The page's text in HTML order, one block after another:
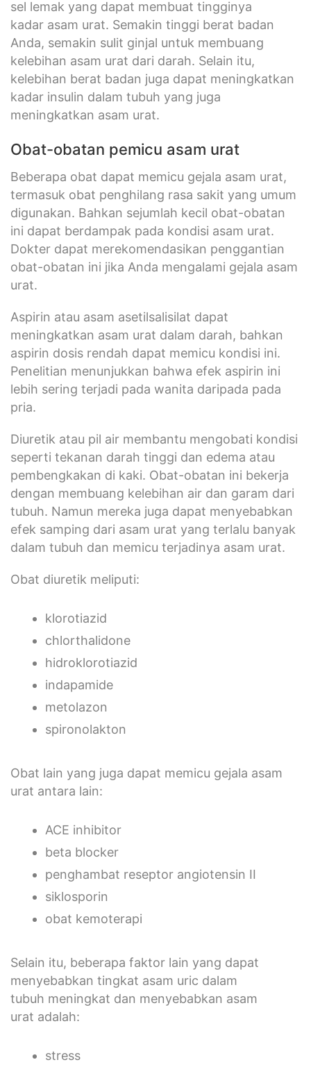
sel lemak yang dapat membuat tingginya
kadar asam urat. Semakin tinggi berat badan
Anda, semakin sulit ginjal untuk membuang
kelebihan asam urat dari darah. Selain itu,
kelebihan berat badan juga dapat meningkatkan
kadar insulin dalam tubuh yang juga
meningkatkan asam urat.
Obat-obatan pemicu asam urat
Beberapa obat dapat memicu gejala asam urat,
termasuk obat penghilang rasa sakit yang umum
digunakan. Bahkan sejumlah kecil obat-obatan
ini dapat berdampak pada kondisi asam urat.
Dokter dapat merekomendasikan penggantian
obat-obatan ini jika Anda mengalami gejala asam
urat.
Aspirin atau asam asetilsalisilat dapat
meningkatkan asam urat dalam darah, bahkan
aspirin dosis rendah dapat memicu kondisi ini.
Penelitian menunjukkan bahwa efek aspirin ini
lebih sering terjadi pada wanita daripada pada
pria.
Diuretik atau pil air membantu mengobati kondisi
seperti tekanan darah tinggi dan edema atau
pembengkakan di kaki. Obat-obatan ini bekerja
dengan membuang kelebihan air dan garam dari
tubuh. Namun mereka juga dapat menyebabkan
efek samping dari asam urat yang terlalu banyak
dalam tubuh dan memicu terjadinya asam urat.
Obat diuretik meliputi:
klorotiazid
chlorthalidone
hidroklorotiazid
indapamide
metolazon
spironolakton
Obat lain yang juga dapat memicu gejala asam
urat antara lain:
ACE inhibitor
beta blocker
penghambat reseptor angiotensin II
siklosporin
obat kemoterapi
Selain itu, beberapa faktor lain yang dapat
menyebabkan tingkat asam uric dalam
tubuh meningkat dan menyebabkan asam
urat adalah:
stress